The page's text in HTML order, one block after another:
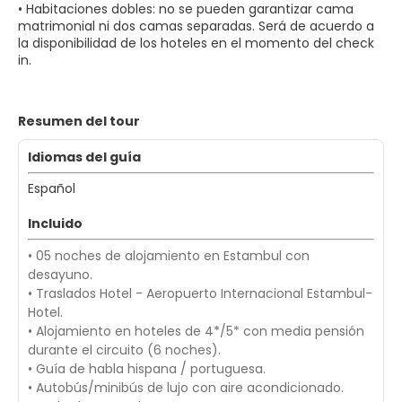
• Habitaciones dobles: no se pueden garantizar cama
matrimonial ni dos camas separadas. Será de acuerdo a
la disponibilidad de los hoteles en el momento del check
in.
Resumen del tour
Idiomas del guía
Español
Incluido
• 05 noches de alojamiento en Estambul con
desayuno.
• Traslados Hotel - Aeropuerto Internacional Estambul-
Hotel.
• Alojamiento en hoteles de 4*/5* con media pensión
durante el circuito (6 noches).
• Guía de habla hispana / portuguesa.
• Autobús/minibús de lujo con aire acondicionado.